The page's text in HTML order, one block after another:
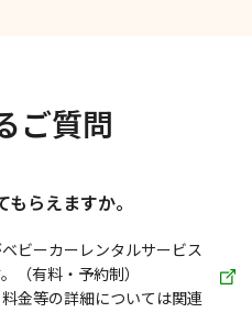
ご質問
らえますか。
ビーカーレンタルサービス
（有料・予約制）
金等の詳細については関連